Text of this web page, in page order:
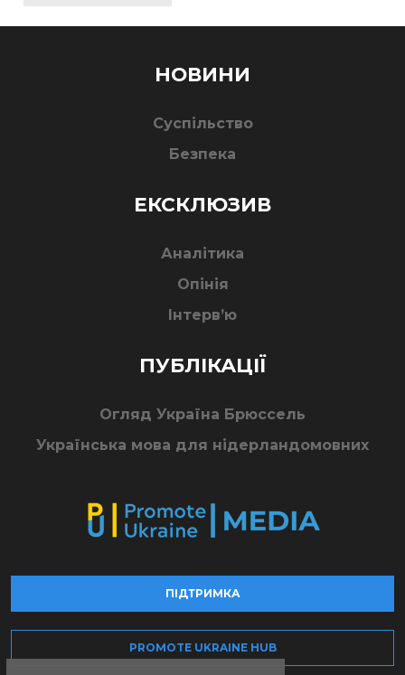
НОВИНИ
Суспільство
Безпека
ЕКСКЛЮЗИВ
Аналітика
Опінія
Інтерв’ю
ПУБЛІКАЦІЇ
Огляд Україна Брюссель
Українська мова для нідерландомовних
ПІДТРИМКА
PROMOTE UKRAINE HUB